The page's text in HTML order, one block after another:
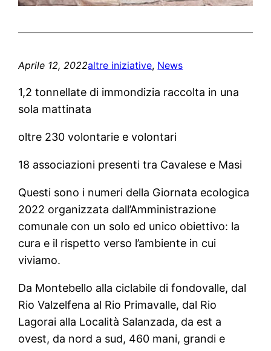
Aprile 12, 2022altre iniziative, News
1,2 tonnellate di immondizia raccolta in una
sola mattinata
oltre 230 volontarie e volontari
18 associazioni presenti tra Cavalese e Masi
Questi sono i numeri della Giornata ecologica
2022 organizzata dall’Amministrazione
comunale con un solo ed unico obiettivo: la
cura e il rispetto verso l’ambiente in cui
viviamo.
Da Montebello alla ciclabile di fondovalle, dal
Rio Valzelfena al Rio Primavalle, dal Rio
Lagorai alla Località Salanzada, da est a
ovest, da nord a sud, 460 mani, grandi e